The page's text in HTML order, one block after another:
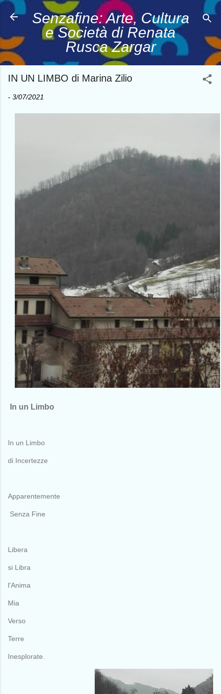
Passa ai contenuti principali
Senzafine: Arte, Cultura
e Società di Renata
Rusca Zargar
IN UN LIMBO di Marina Zilio
- 3/07/2021
In un Limbo
In un Limbo
di Incertezze
Apparentemente
Senza Fine
Libera
si Libra
l'Anima
Mia
Verso
Terre
Inesplorate.